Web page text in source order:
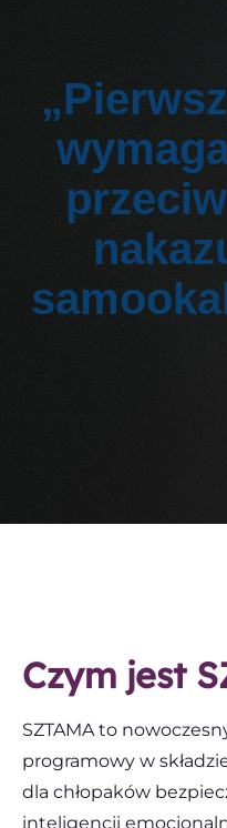
Czym jest
SZTAMA to
programowy w
dla chłopaków
inteligencji